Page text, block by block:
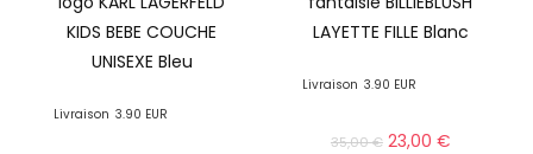
KIDS BEBE COUCHE
UNISEXE Bleu
Livraison 3.90 EUR
LAYETTE FILLE Blanc
Livraison 3.90 EUR
35,00€ 23,00 €